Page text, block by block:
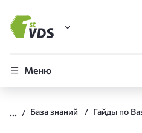
FirstVDS (вы здесь)
CLO
Меню
База знаний Гайды по